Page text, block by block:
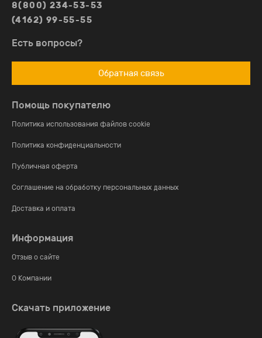
Помощь покупателю
Политика использования файлов cookie
Политика конфиденциальности
Публичная оферта
Соглашение на обработку персональных данных
Доставка и оплата
Информация
Отзыв о сайте
О Компании
8(800) 234-53-53
(4162) 99-55-55
Есть вопросы?
Обратная связь
Скачать приложение